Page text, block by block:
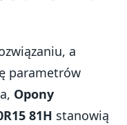
a
parametrów
Opony
81H stanowią